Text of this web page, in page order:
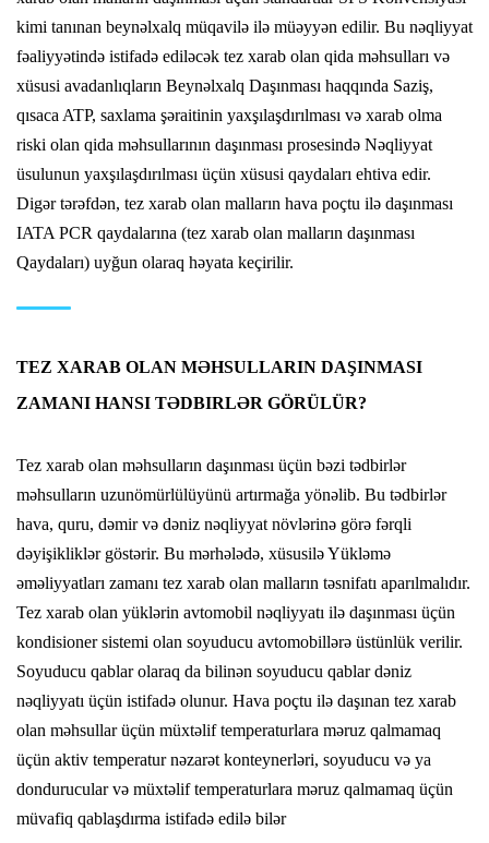
kimi tanınan beynəlxalq müqavilə ilə müəyyən edilir. Bu nəqliyyat
fəaliyyətində istifadə ediləcək tez xarab olan qida məhsulları və
xüsusi avadanlıqların Beynəlxalq Daşınması haqqında Saziş,
qısaca ATP, saxlama şəraitinin yaxşılaşdırılması və xarab olma
riski olan qida məhsullarının daşınması prosesində Nəqliyyat
üsulunun yaxşılaşdırılması üçün xüsusi qaydaları ehtiva edir.
Digər tərəfdən, tez xarab olan malların hava poçtu ilə daşınması
IATA PCR qaydalarına (tez xarab olan malların daşınması
Qaydaları) uyğun olaraq həyata keçirilir.
TEZ XARAB OLAN MƏHSULLARIN DAŞINMASI
ZAMANI HANSI TƏDBIRLƏR GÖRÜLÜR?
Tez xarab olan məhsulların daşınması üçün bəzi tədbirlər
məhsulların uzunömürlülüyünü artırmağa yönəlib. Bu tədbirlər
hava, quru, dəmir və dəniz nəqliyyat növlərinə görə fərqli
dəyişikliklər göstərir. Bu mərhələdə, xüsusilə Yükləmə
əməliyyatları zamanı tez xarab olan malların təsnifatı aparılmalıdır.
Tez xarab olan yüklərin avtomobil nəqliyyatı ilə daşınması üçün
kondisioner sistemi olan soyuducu avtomobillərə üstünlük verilir.
Soyuducu qablar olaraq da bilinən soyuducu qablar dəniz
nəqliyyatı üçün istifadə olunur. Hava poçtu ilə daşınan tez xarab
olan məhsullar üçün müxtəlif temperaturlara məruz qalmamaq
üçün aktiv temperatur nəzarət konteynerləri, soyuducu və ya
dondurucular və müxtəlif temperaturlara məruz qalmamaq üçün
müvafiq qablaşdırma istifadə edilə bilər